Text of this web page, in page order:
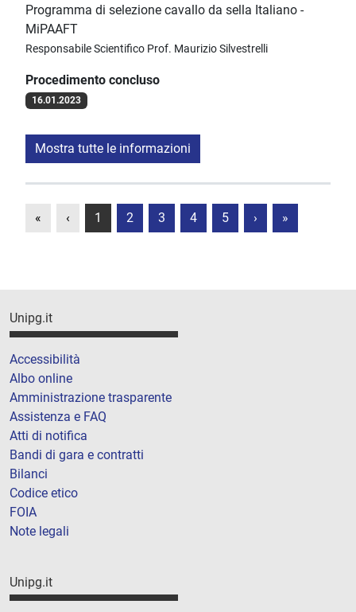
Programma di selezione cavallo da sella Italiano -
MiPAAFT
Responsabile Scientifico Prof. Maurizio Silvestrelli
Procedimento concluso
16.01.2023
Mostra tutte le informazioni
« ‹ 1 2 3 4 5 › »
Unipg.it
Accessibilità
Albo online
Amministrazione trasparente
Assistenza e FAQ
Atti di notifica
Bandi di gara e contratti
Bilanci
Codice etico
FOIA
Note legali
Unipg.it